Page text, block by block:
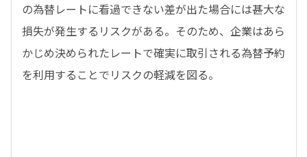
の為替レートに看過できない差が出た場合には甚大な
損失が発生するリスクがある。そのため、企業はあら
かじめ決められたレートで確実に取引される為替予約
を利用することでリスクの軽減を図る。